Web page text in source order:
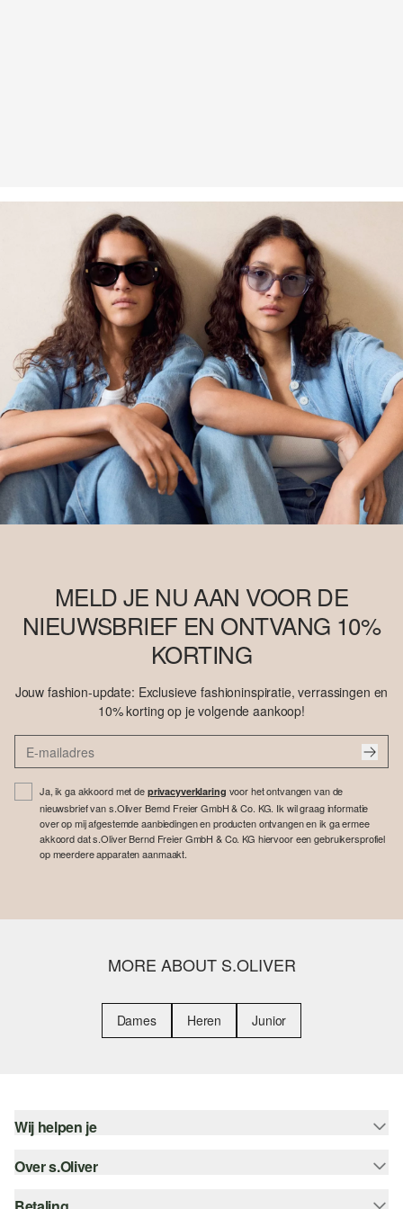
MELD JE NU AAN VOOR DE
NIEUWSBRIEF EN ONTVANG 10%
KORTING
Jouw fashion-update: Exclusieve fashioninspiratie, verrassingen en
10% korting op je volgende aankoop!
Ja, ik ga akkoord met de privacyverklaring voor het ontvangen van de
nieuwsbrief van s.Oliver Bernd Freier GmbH & Co. KG. Ik wil graag informatie
over op mij afgestemde aanbiedingen en producten ontvangen en ik ga ermee
akkoord dat s.Oliver Bernd Freier GmbH & Co. KG hiervoor een gebruikersprofiel
op meerdere apparaten aanmaakt.
MORE ABOUT S.OLIVER
Dames Heren Junior
Wij helpen je
Help - FAQ
Maattabel
Over s.Oliver
Nieuwsbrief